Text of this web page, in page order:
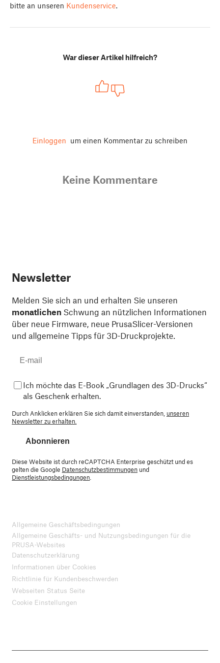
bitte an unseren Kundenservice.
War dieser Artikel hilfreich?
Einloggen um einen Kommentar zu schreiben
Keine Kommentare
Newsletter
Melden Sie sich an und erhalten Sie unseren
monatlichen Schwung an nützlichen Informationen
über neue Firmware, neue PrusaSlicer-Versionen
und allgemeine Tipps für 3D-Druckprojekte.
Ich möchte das E-Book „Grundlagen des 3D-Drucks“
als Geschenk erhalten.
Durch Anklicken erklären Sie sich damit einverstanden, unseren
Newsletter zu erhalten.
Abonnieren
Diese Website ist durch reCAPTCHA Enterprise geschützt und es
gelten die Google Datenschutzbestimmungen und
Dienstleistungsbedingungen
Allgemeine Geschäftsbedingungen
Allgemeine Geschäfts- und Nutzungsbedingungen für die
PRUSA-Websites
Datenschutzerklärung
Informationen über Cookies
Richtlinie für Kundenbeschwerden
Webseiten Status Seite
Cookie Einstellungen